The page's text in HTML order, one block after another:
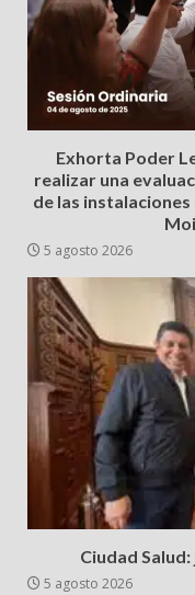
Exhorta Poder
realizar una
de las instalaciones
5 agosto 2026
Ciudad
5 agosto 2026